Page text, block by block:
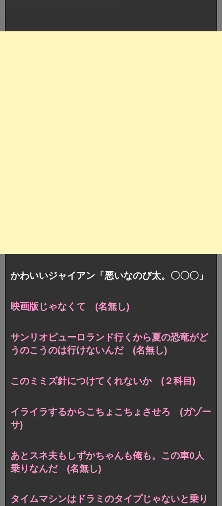
かわいいジャイアン「悪いなのび太。〇〇〇」
映画版じゃなくて (名無し)
サンリオピューロランド行くから夏の恐竜がど
うのこうのは行けないんだ (名無し)
このミミズ針につけてくれないか (２科目)
イライラするからこちょこちょさせろ (ガゾー
サ)
あとスネ夫もしずかちゃんも俺も。この車0人
乗りなんだ (名無し)
タイムマシンはドラミのタイプじゃないと乗り